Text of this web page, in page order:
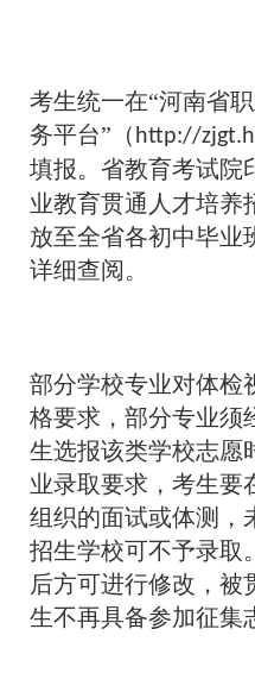
考生统一在“河南省
务平台”（ http://
填报。省教育考试院
业教育贯通人才培养
放至全省各初中毕业
详细查阅。
部分学校专业对体检
格要求，部分专业须
生选报该类学校志愿
业录取要求，考生要
组织的面试或体测，
招生学校可不予录取
后方可进行修改，被
生不再具备参加征集